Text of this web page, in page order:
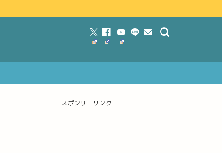
スポンサーリンク